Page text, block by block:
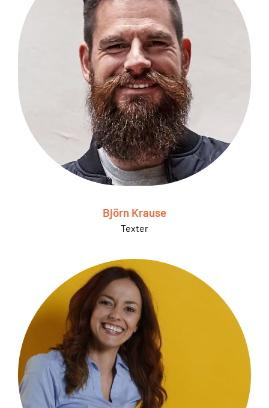
Björn Krause
Texter